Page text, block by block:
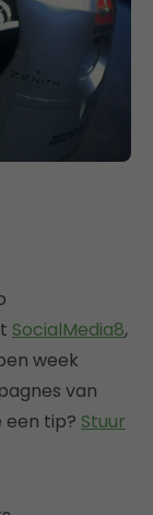
SocialMedia8,
week
van
een tip? Stuur